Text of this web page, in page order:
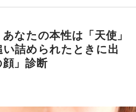
賞レースで結果を残していないコン
りんぴーすがよく愚痴をこぼしてい
をしてくれないんだって（笑）」
から挨拶されないことがまったくな
しつつ、「ぐりんぴーすがそう言
どう？ 風紀が乱れているかどうか」
なたの本性は「天使」
詰められたときに出
」診断